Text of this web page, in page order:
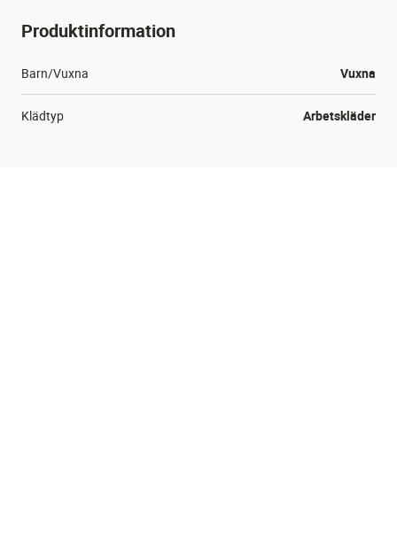
100% Polyester.
Produktinformation
Barn/Vuxna Vuxna
Klädtyp Arbetskläder